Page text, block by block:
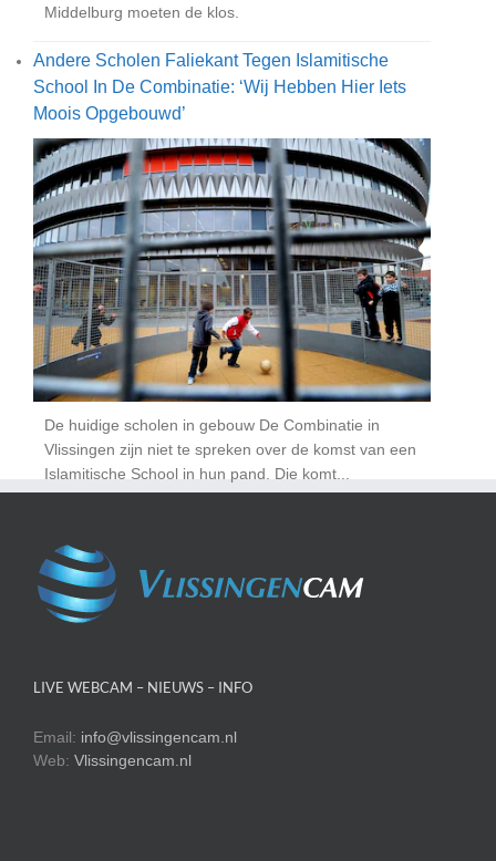
Middelburg moeten de klos.
Andere Scholen Faliekant Tegen Islamitische
School In De Combinatie: ‘Wij Hebben Hier Iets
Moois Opgebouwd’
De huidige scholen in gebouw De Combinatie in
Vlissingen zijn niet te spreken over de komst van een
Islamitische School in hun pand. Die komt...
LIVE WEBCAM – NIEUWS – INFO
Email: info@vlissingencam.nl
Web: Vlissingencam.nl